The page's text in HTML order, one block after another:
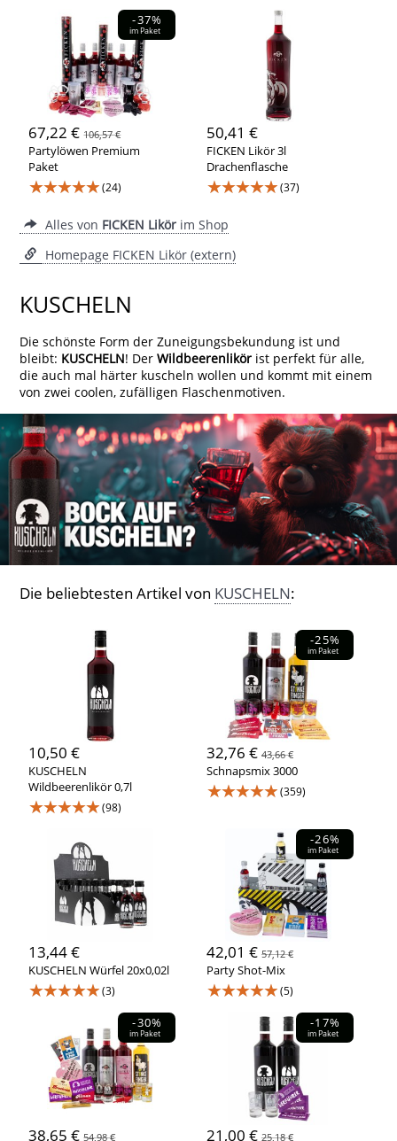
-37%
im Paket
67,22 €106,57 €
Partylöwen Premium
Paket
★★★★★(24)
50,41 €
FICKEN Likör 3l
Drachenflasche
★★★★★(37)
Alles von FICKEN Likör im Shop
Homepage FICKEN Likör (extern)
KUSCHELN
Die schönste Form der Zuneigungsbekundung ist und
bleibt: KUSCHELN! DerWildbeerenlikör ist perfekt für alle,
die auch mal härter kuscheln wollen und kommt mit einem
von zwei coolen, zufälligen Flaschenmotiven.
Die beliebtesten Artikel von KUSCHELN:
10,50 €
KUSCHELN
Wildbeerenlikör 0,7l
★★★★★(98)
-25%
im Paket
32,76 € 43,66 €
Schnapsmix 3000
★★★★★(359)
13,44 €
KUSCHELN Würfel 20x0,02l
★★★★★(3)
-26%
im Paket
42,01 € 57,12 €
Party Shot-Mix
★★★★★(5)
-30%
im Paket
38,65 €54,98 €
-17%
im Paket
21,00 € 25,18 €